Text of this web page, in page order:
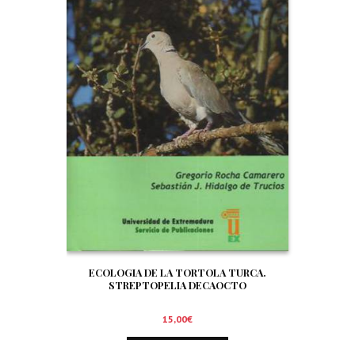
ECOLOGIA DE LA TORTOLA TURCA.
STREPTOPELIA DECAOCTO
15,00€